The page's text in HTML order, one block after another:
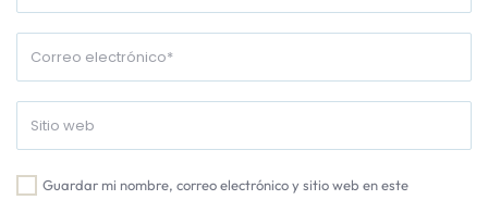
Guardar mi nombre, correo electrónico y sitio web en este